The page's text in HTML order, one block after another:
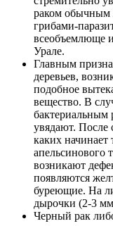
раком обычным
грибами-
всеобъемлюще
Урале.
Главным
деревьев,
подобное
вещество. В
бактериальным
увядают. После
каких начинает
апельсинового
возникают
появляются
буреющие. На
дырочки (2-3
Черный рак